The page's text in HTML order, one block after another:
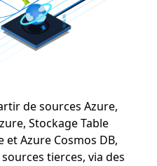
(AKS)
de sources Azure,
Stockage Table
et Azure Cosmos DB,
tierces, via des